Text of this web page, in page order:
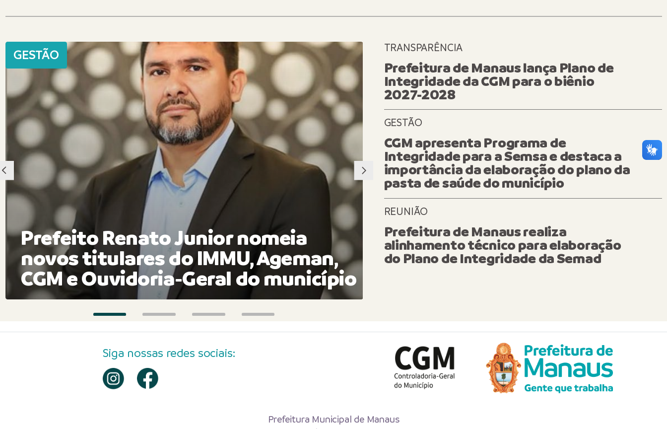
GESTÃO
Prefeito Renato Junior nomeia
novos titulares do IMMU, Ageman,
CGM e Ouvidoria-Geral do município
PLANEJAMENTO
Prefeitura realiza abertura da
Consulta Pública de
Plano de Saneamento Básico
TRANSPARÊNCIA
Prefeitura de Manaus lança Plano de
Integridade da CGM para o biênio
2027-2028
GESTÃO
CGM apresenta Programa de
Integridade para a Semsa e destaca a
importância da elaboração do plano da
pasta de saúde do município
REUNIÃO
Prefeitura de Manaus realiza
alinhamento técnico para elaboração
do Plano de Integridade da Semad
Siga nossas redes sociais:
Prefeitura Municipal de Manaus